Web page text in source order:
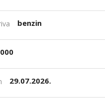
benzin
29.07.2026.